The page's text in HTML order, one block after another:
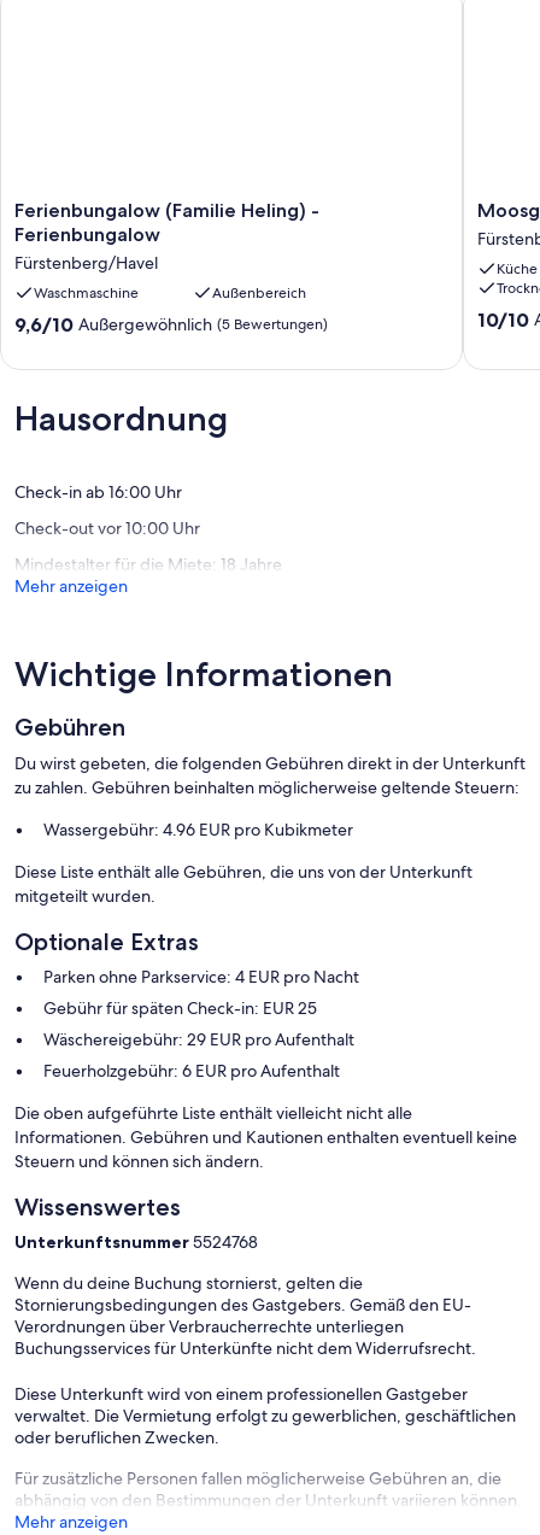
Ferienbungalow
(Familie
-
Ferienbungalow
Fürstenberg/Havel
Ferienbungalow (Familie Heling) -
Ferienbungalow
Fürstenberg/Havel
Waschmaschine Außenbereich
9.6
10,
(5
Bewertungen)
9,6/10 Außergewöhnlich (5 Bewertungen)
1
-
Eastside
Küche
10.0
10/10
Hausordnung
Check-in ab 16:00 Uhr
Check-out vor 10:00 Uhr
Mindestalter für die Miete: 18 Jahre
Mehr anzeigen
Wichtige Informationen
Gebühren
Du wirst gebeten, die folgenden Gebühren direkt in der Unterkunft
zu zahlen. Gebühren beinhalten möglicherweise geltende Steuern:
Wassergebühr: 4.96 EUR pro Kubikmeter
Diese Liste enthält alle Gebühren, die uns von der Unterkunft
mitgeteilt wurden.
Optionale Extras
Parken ohne Parkservice: 4 EUR pro Nacht
Gebühr für späten Check-in: EUR 25
Wäschereigebühr: 29 EUR pro Aufenthalt
Feuerholzgebühr: 6 EUR pro Aufenthalt
Die oben aufgeführte Liste enthält vielleicht nicht alle
Informationen. Gebühren und Kautionen enthalten eventuell keine
Steuern und können sich ändern.
Wissenswertes
Unterkunftsnummer5524768
Wenn du deine Buchung stornierst, gelten die
Stornierungsbedingungen des Gastgebers. Gemäß den EU-
Verordnungen über Verbraucherrechte unterliegen
Buchungsservices für Unterkünfte nicht dem Widerrufsrecht.
Diese Unterkunft wird von einem professionellen Gastgeber
verwaltet. Die Vermietung erfolgt zu gewerblichen, geschäftlichen
oder beruflichen Zwecken.
Für zusätzliche Personen fallen möglicherweise Gebühren an, die
abhängig von den Bestimmungen der Unterkunft variieren können.
Mehr anzeigen